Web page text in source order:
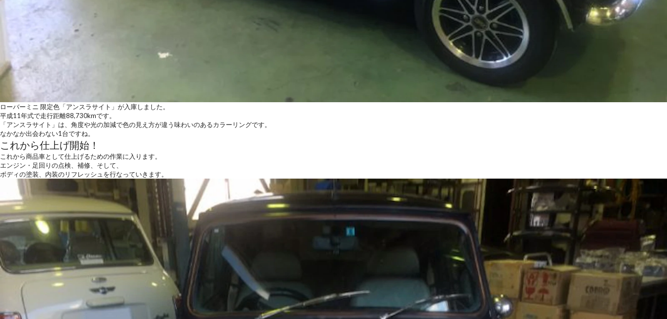
ローバーミニ 限定色「アンスラサイト」が入庫しました。
平成11年式で走行距離88,730kmです。
「アンスラサイト」は、角度や光の加減で色の見え方が違う味わいのあるカラーリングです。
なかなか出会わない1台ですね。
これから仕上げ開始！
これから商品車として仕上げるための作業に入ります。
エンジン・足回りの点検、補修、そして、
ボディの塗装、内装のリフレッシュを行なっていきます。